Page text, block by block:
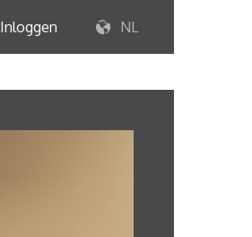
Inloggen NL